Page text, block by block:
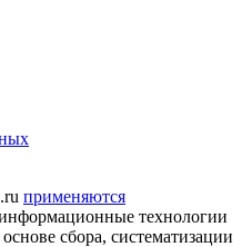
применяются
технологии
сбора, систематизации